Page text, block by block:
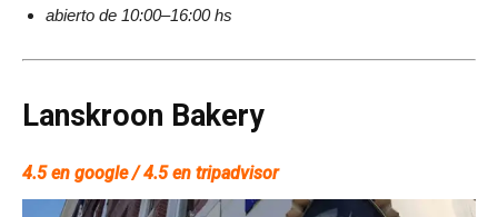
abierto de 10:00–16:00 hs
Lanskroon Bakery
4.5 en google / 4.5 en tripadvisor